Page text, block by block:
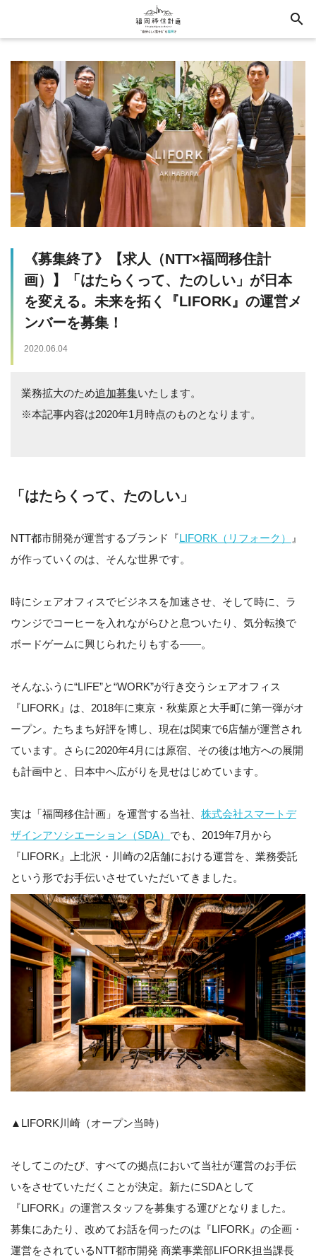
search
《募集終了》【求人（NTT×福岡移住計
画）】「はたらくって、たのしい」が日本
を変える。未来を拓く『LIFORK』の運営メ
ンバーを募集！
2020.06.04
業務拡大のため追加募集いたします。
※本記事内容は2020年1月時点のものとなります。
「はたらくって、たのしい」
NTT都市開発が運営するブランド『LIFORK（リフォーク）
』
が作っていくのは、そんな世界です。
時にシェアオフィスでビジネスを加速させ、そして時に、ラ
ウンジでコーヒーを入れながらひと息ついたり、気分転換で
ボードゲームに興じられたりもする――。
そんなふうに“LIFE”と“WORK”が行き交うシェアオフィス
『LIFORK』は、2018年に東京・秋葉原と大手町に第一弾がオ
ープン。たちまち好評を博し、現在は関東で6店舗が運営され
ています。さらに2020年4月には原宿、その後は地方への展開
も計画中と、日本中へ広がりを見せはじめています。
実は「福岡移住計画」を運営する当社、 株式会社スマートデ
ザインアソシエーション（SDA） でも、2019年7月から
『LIFORK』上北沢・川崎の2店舗における運営を、業務委託
という形でお手伝いさせていただいてきました。
▲LIFORK川崎（オープン当時）
そしてこのたび、すべての拠点において当社が運営のお手伝
いをさせていただくことが決定。新たにSDAとして
『LIFORK』の運営スタッフを募集する運びとなりました。
募集にあたり、改めてお話を伺ったのは『LIFORK』の企画・
運営をされているNTT都市開発 商業事業部LIFORK担当課長